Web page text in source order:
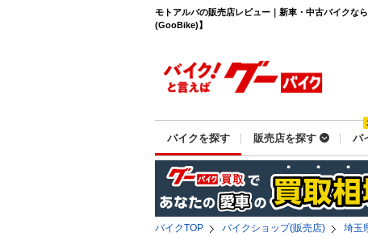
モトアルバの販売店レビュー｜新車・中古バイクな
(GooBike)】
バイクを探す 販売店を探す バ
バイクTOP バイクショップ(販売店) 埼玉